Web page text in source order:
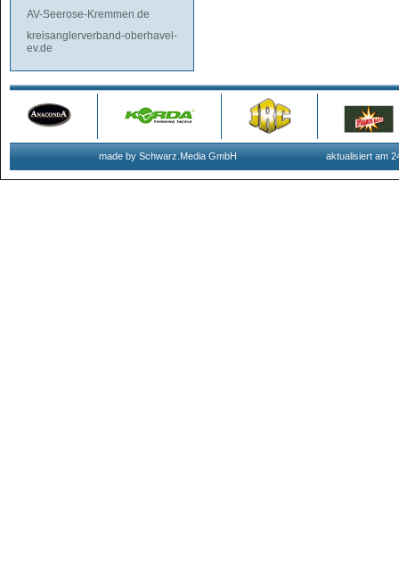
AV-Seerose-Kremmen.de
kreisanglerverband-oberhavel-
ev.de
made by Schwarz.Media GmbH aktualisiert am